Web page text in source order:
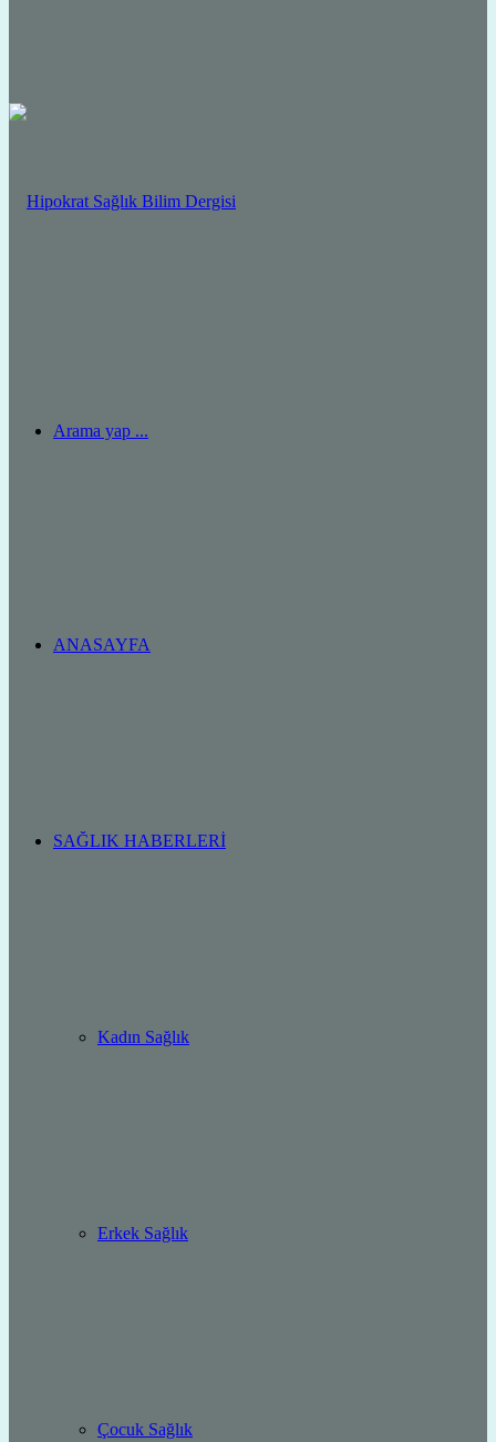
Arama yap ...
ANASAYFA
SAĞLIK HABERLERI
Kadın Sağlık
Erkek Sağlık
Çocuk Sağlık